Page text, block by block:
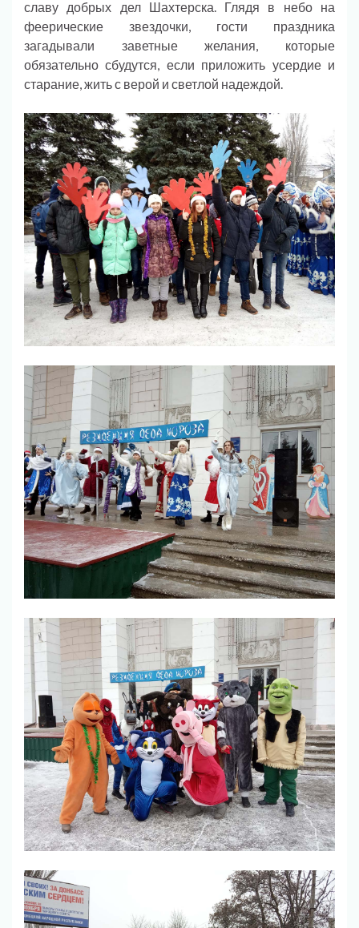
славу добрых дел Шахтерска. Глядя в небо на
феерические звездочки, гости праздника
загадывали заветные желания, которые
обязательно сбудутся, если приложить усердие и
старание, жить с верой и светлой надеждой.